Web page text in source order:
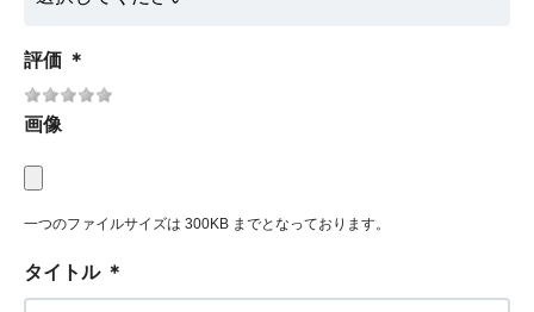
評価 ＊
画像
一つのファイルサイズは 300KB までとなっております。
タイトル ＊